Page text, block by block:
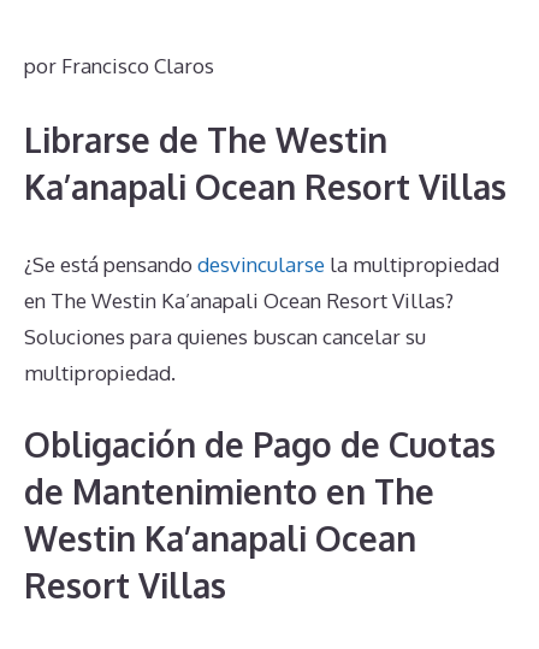
por Francisco Claros
Librarse de The Westin
Ka’anapali Ocean Resort Villas
¿Se está pensando desvincularse la multipropiedad
en The Westin Ka’anapali Ocean Resort Villas?
Soluciones para quienes buscan cancelar su
multipropiedad.
Obligación de Pago de Cuotas
de Mantenimiento en The
Westin Ka’anapali Ocean
Resort Villas